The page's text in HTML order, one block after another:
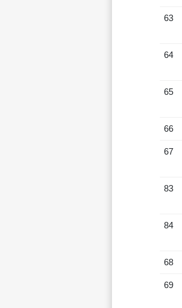
63
64
65
66
67
83
84
68
69